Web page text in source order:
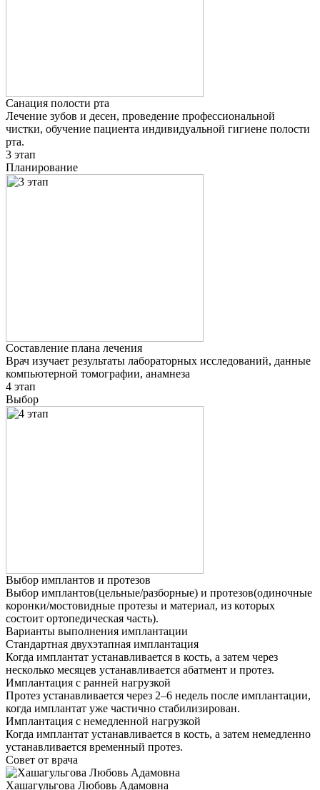
Санация полости рта
Лечение зубов и десен, проведение профессиональной
чистки, обучение пациента индивидуальной гигиене полости
рта.
3 этап
Планирование
Составление плана лечения
Врач изучает результаты лабораторных исследований, данные
компьютерной томографии, анамнеза
4 этап
Выбор
Выбор имплантов и протезов
Выбор имплантов(цельные/разборные) и протезов(одиночные
коронки/мостовидные протезы и материал, из которых
состоит ортопедическая часть).
Варианты выполнения имплантации
Стандартная двухэтапная имплантация
Когда имплантат устанавливается в кость, а затем через
несколько месяцев устанавливается абатмент и протез.
Имплантация с ранней нагрузкой
Протез устанавливается через 2–6 недель после имплантации,
когда имплантат уже частично стабилизирован.
Имплантация с немедленной нагрузкой
Когда имплантат устанавливается в кость, а затем немедленно
устанавливается временный протез.
Совет от врача
Хашагульгова Любовь Адамовна